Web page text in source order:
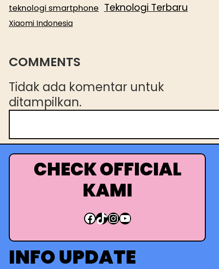
teknologi smartphone Teknologi Terbaru
Xiaomi Indonesia
COMMENTS
Tidak ada komentar untuk
ditampilkan.
r
i
CHECK OFFICIAL
KAMI
Facebook TikTok InstagramYouTube
INFO UPDATE